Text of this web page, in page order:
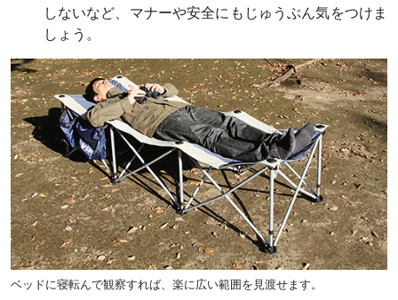
しないなど、マナーや安全にもじゅうぶん気をつけま
しょう。
ベッドに寝転んで観察すれば、楽に広い範囲を見渡せます。